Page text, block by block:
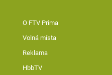
O FTV Prima
Volná místa
Reklama
HbbTV